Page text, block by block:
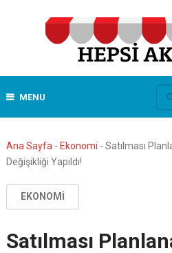
MENU
Ana Sayfa - Ekonomi - Satılması
Değişikliği Yapıldı!
EKONOMI
Satılması